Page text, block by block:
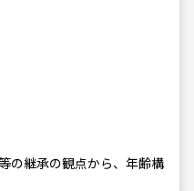
の継承の観点から、年齢構